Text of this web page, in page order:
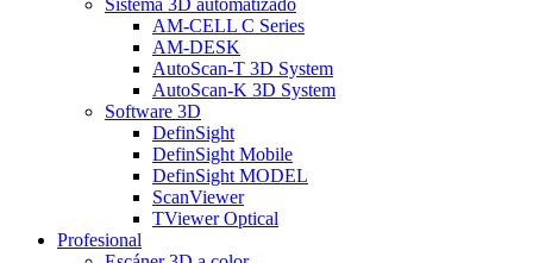
Sistema 3D automatizado
AM-CELL C Series
AM-DESK
AutoScan-T 3D System
AutoScan-K 3D System
Software 3D
DefinSight
DefinSight Mobile
DefinSight MODEL
ScanViewer
TViewer Optical
Profesional